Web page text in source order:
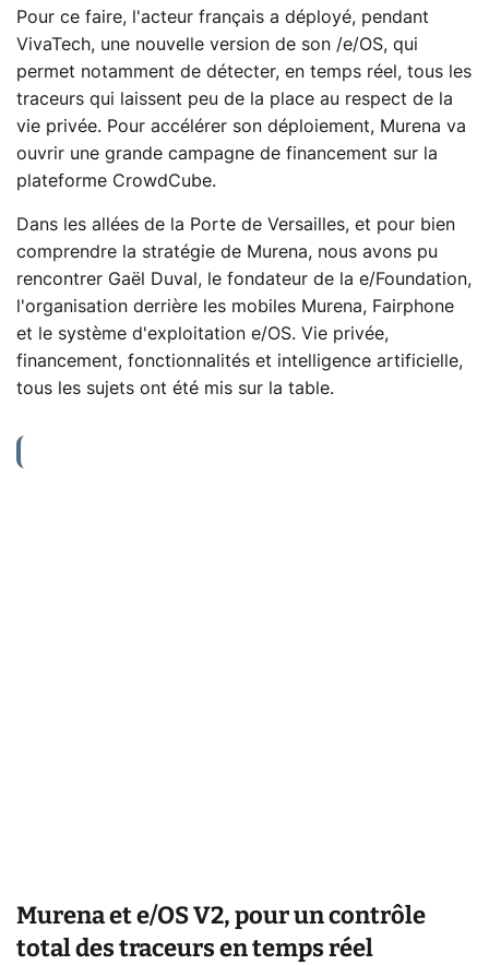
Pour ce faire, l'acteur français a déployé, pendant
VivaTech, une nouvelle version de son /e/OS, qui
permet notamment de détecter, en temps réel, tous les
traceurs qui laissent peu de la place au respect de la
vie privée. Pour accélérer son déploiement, Murena va
ouvrir une grande campagne de financement sur la
plateforme CrowdCube.
Dans les allées de la Porte de Versailles, et pour bien
comprendre la stratégie de Murena, nous avons pu
rencontrer Gaël Duval, le fondateur de la e/Foundation,
l'organisation derrière les mobiles Murena, Fairphone
et le système d'exploitation e/OS. Vie privée,
financement, fonctionnalités et intelligence artificielle,
tous les sujets ont été mis sur la table.
Murena et e/OS V2, pour un contrôle
total des traceurs en temps réel